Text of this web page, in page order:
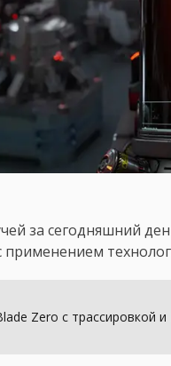
за сегодняшний
Zero с трассировкой и